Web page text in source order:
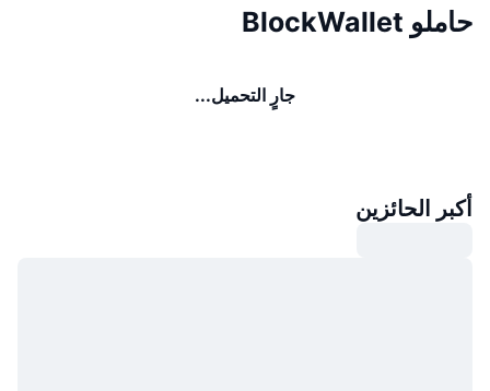
حاملو BlockWallet
جارٍ التحميل...
أكبر الحائزين